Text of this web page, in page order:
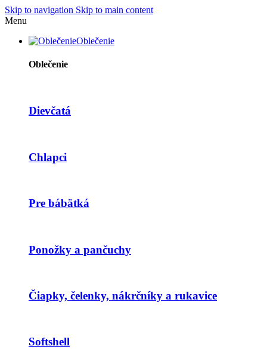
Skip to navigation Skip to main content
Menu
Oblečenie
Oblečenie
Dievčatá
Chlapci
Pre bábätká
Ponožky a pančuchy
Čiapky, čelenky, nákrčníky a rukavice
Softshell